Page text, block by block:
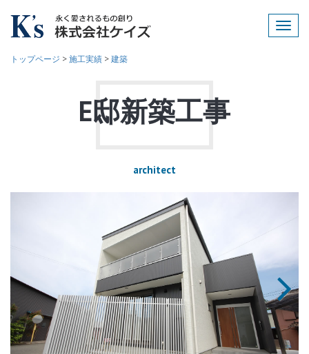
トップページ >施工実績 >建築
E邸新築工事
architect